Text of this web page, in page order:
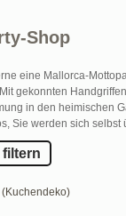
Shop
eine Mallorca-
gekonnten
in den heimischen
Sie werden sich selbst
filtern